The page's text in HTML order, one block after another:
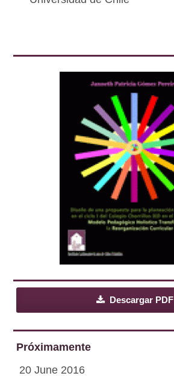
Descargar PDF
Próximamente
20 June 2016